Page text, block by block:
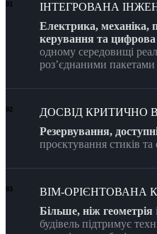
01
ІНТЕГРОВАНА
Електрика, механіка,
керування та цифрова
одному середовищі
розʼєднаними пакетами
02
ДОСВІД КРИТИЧНО
Резервування,
проєктування стиків та
03
BIM-ОРІЄНТОВАНА
Більше, ніж геометрія
будівель підтримує